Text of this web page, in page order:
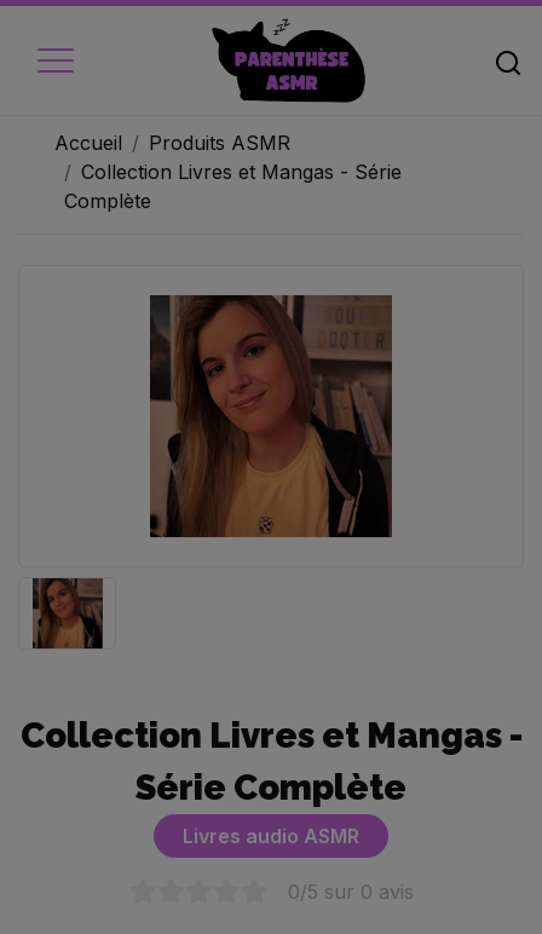
Accueil
Produits ASMR
Collection Livres et Mangas - Série
Complète
Collection Livres et Mangas -
Série Complète
Livres audio ASMR
0/5 sur 0 avis